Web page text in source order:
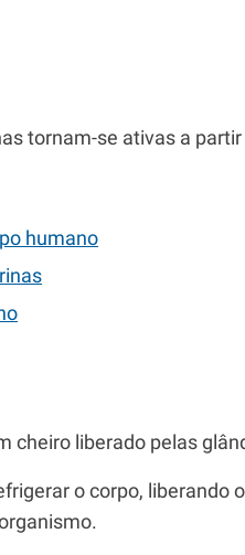
tornam-se ativas a
humano
cheiro liberado pelas
o corpo, liberando